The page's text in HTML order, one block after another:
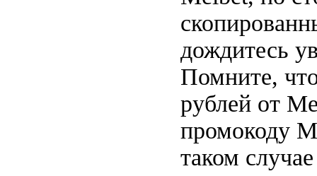
дождитесь
Помните,
рублей от
промокоду
таком